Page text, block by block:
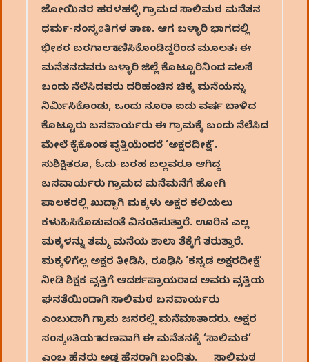
ಜೋಯಿಸರ ಹರಳಹಳ್ಳಿ ಗ್ರಾಮದ ಸಾಲಿಮಠ ಮನೆತನ
ಧರ್ಮ-ಸಂಸ್ಕøತಿಗಳ ತಾಣ. ಆಗ ಬಳ್ಳಾರಿ ಭಾಗದಲ್ಲಿ
ಭೀಕರ ಬರಗಾಲ ಕಾಣಿಸಿಕೊಂಡಿದ್ದರಿಂದ ಮೂಲತಃ ಈ
ಮನೆತನದವರು ಬಳ್ಳಾರಿ ಜಿಲ್ಲೆ ಕೊಟ್ಟೂರಿನಿಂದ ವಲಸೆ
ಬಂದು ನೆಲೆಸಿದವರು ದರಿಹಂಚಿನ ಚಿಕ್ಕ ಮನೆಯನ್ನು
ನಿರ್ಮಿಸಿಕೊಂಡು, ಒಂದು ನೂರಾ ಐದು ವರ್ಷ ಬಾಳಿದ
ಕೊಟ್ಟೂರು ಬಸವಾರ್ಯರು ಈ ಗ್ರಾಮಕ್ಕೆ ಬಂದು ನೆಲೆಸಿದ
ಮೇಲೆ ಕೈಕೊಂಡ ವೃತ್ತಿಯೆಂದರೆ ‘ಅಕ್ಷರದೀಕ್ಷೆ’.
ಸುಶಿಕ್ಷಿತರೂ, ಓದು-ಬರಹ ಬಲ್ಲವರೂ ಆಗಿದ್ದ
ಬಸವಾರ್ಯರು ಗ್ರಾಮದ ಮನೆಮನೆಗೆ ಹೋಗಿ
ಪಾಲಕರಲ್ಲಿ ಖುದ್ದಾಗಿ ಮಕ್ಕಳು ಅಕ್ಷರ ಕಲಿಯಲು
ಕಳುಹಿಸಿಕೊಡುವಂತೆ ವಿನಂತಿಸುತ್ತಾರೆ. ಊರಿನ ಎಲ್ಲ
ಮಕ್ಕಳನ್ನು ತಮ್ಮ ಮನೆಯ ಶಾಲಾ ತೆಕ್ಕೆಗೆ ತರುತ್ತಾರೆ.
ಮಕ್ಕಳಿಗೆಲ್ಲ ಅಕ್ಷರ ತೀಡಿಸಿ, ರೂಢಿಸಿ ‘ಕನ್ನಡ ಅಕ್ಷರದೀಕ್ಷೆ’
ನೀಡಿ ಶಿಕ್ಷಕ ವೃತ್ತಿಗೆ ಆದರ್ಶಪ್ರಾಯರಾದ ಅವರು ವೃತ್ತಿಯ
ಘನತೆಯಿಂದಾಗಿ ಸಾಲಿಮಠ ಬಸವಾರ್ಯರು
ಎಂಬುದಾಗಿ ಗ್ರಾಮ ಜನರಲ್ಲಿ ಮನೆಮಾತಾದರು. ಅಕ್ಷರ
ಸಂಸ್ಕøತಿಯ ಕಾರಣವಾಗಿ ಈ ಮನೆತನಕ್ಕೆ ‘ಸಾಲಿಮಠ’